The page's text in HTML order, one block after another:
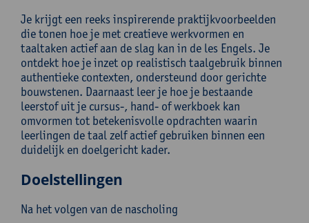
Je krijgt een reeks inspirerende praktijkvoorbeelden
die tonen hoe je met creatieve werkvormen en
taaltaken actief aan de slag kan in de les Engels. Je
ontdekt hoe je inzet op realistisch taalgebruik binnen
authentieke contexten, ondersteund door gerichte
bouwstenen. Daarnaast leer je hoe je bestaande
leerstof uit je cursus-, hand- of werkboek kan
omvormen tot betekenisvolle opdrachten waarin
leerlingen de taal zelf actief gebruiken binnen een
duidelijk en doelgericht kader.
Doelstellingen
Na het volgen van de nascholing